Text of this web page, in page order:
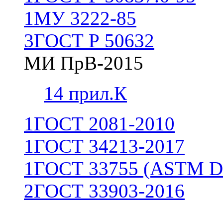
1МУ 3222-85
3ГОСТ Р 50632
МИ ПрВ-2015
14 прил.К
1ГОСТ 2081-2010
1ГОСТ 34213-2017
1ГОСТ 33755 (ASTM
2ГОСТ 33903-2016